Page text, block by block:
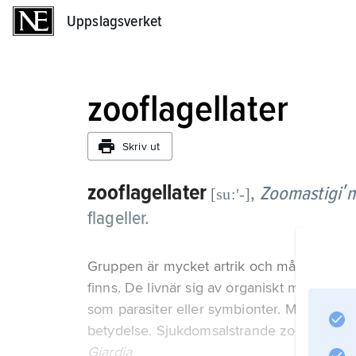
Uppslagsverket
zooflagellater
Skriv ut
zooflagellater [su:ʹ-],
flageller.
Gruppen är mycket artrik och
finns. De livnär sig av organiskt material
som parasiter eller symbionter. Många
betydelse. Sjukdomsalstrande
Giardia